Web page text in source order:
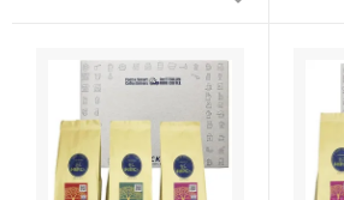
すべてのコーヒー豆から選ぶ